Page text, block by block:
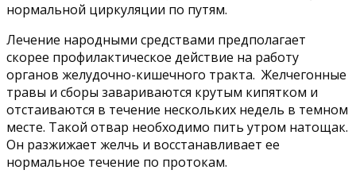
нормальной циркуляции по путям.
Лечение народными средствами предполагает
скорее профилактическое действие на работу
органов желудочно-кишечного тракта. Желчегонные
травы и сборы завариваются крутым кипятком и
отстаиваются в течение нескольких недель в темном
месте. Такой отвар необходимо пить утром натощак.
Он разжижает желчь и восстанавливает ее
нормальное течение по протокам.